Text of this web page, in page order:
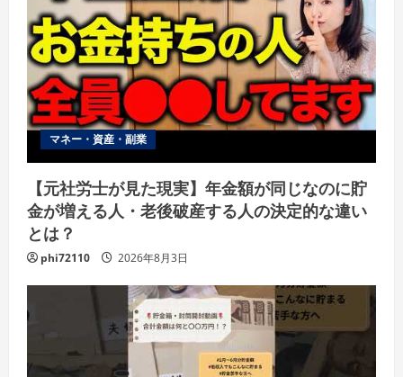
マネー・資産・副業
【元社労士が見た現実】年金額が同じなのに貯
金が増える人・老後破産する人の決定的な違い
とは？
phi72110 2026年8月3日